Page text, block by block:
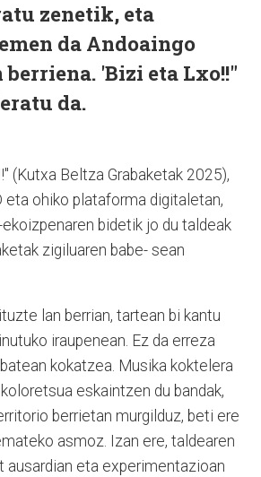
zenetik, eta
da Andoaingo
'Bizi eta Lxo!!"
da.
(Kutxa Beltza Grabaketak 2025),
eta ohiko plataforma digitaletan,
bidetik jo du taldeak
zigiluaren babe- sean
lan berrian, tartean bi kantu
iraupenean. Ez da erreza
kokatzea. Musika koktelera
eskaintzen du bandak,
berrietan murgilduz, beti ere
asmoz. Izan ere, taldearen
ausardian eta experimentazioan